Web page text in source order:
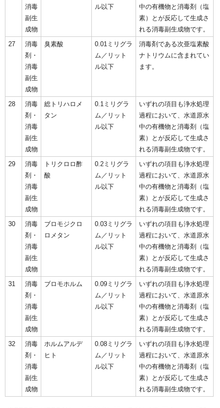
消毒
副生
成物
ル以下
中の有機物と消毒剤（塩
素）とが反応して生成さ
れる消毒副生成物です。
27
消毒
剤・
消毒
副生
成物
臭素酸
0.01ミリグラ
ム／リット
ル以下
消毒剤である次亜塩素酸
ナトリウムに含まれてい
ます。
28
消毒
剤・
消毒
副生
成物
総トリハロメ
タン
0.1ミリグラ
ム／リット
ル以下
いずれの項目も浄水処理
過程において、水道原水
中の有機物と消毒剤（塩
素）とが反応して生成さ
れる消毒副生成物です。
29
消毒
剤・
消毒
副生
成物
トリクロロ酢
酸
0.2ミリグラ
ム／リット
ル以下
いずれの項目も浄水処理
過程において、水道原水
中の有機物と消毒剤（塩
素）とが反応して生成さ
れる消毒副生成物です。
30
消毒
剤・
消毒
副生
成物
ブロモジクロ
ロメタン
0.03ミリグラ
ム／リット
ル以下
いずれの項目も浄水処理
過程において、水道原水
中の有機物と消毒剤（塩
素）とが反応して生成さ
れる消毒副生成物です。
31
消毒
剤・
消毒
副生
成物
ブロモホルム
0.09ミリグラ
ム／リット
ル以下
いずれの項目も浄水処理
過程において、水道原水
中の有機物と消毒剤（塩
素）とが反応して生成さ
れる消毒副生成物です。
32
消毒
剤・
消毒
副生
成物
ホルムアルデ
ヒト
0.08ミリグラ
ム／リット
ル以下
いずれの項目も浄水処理
過程において、水道原水
中の有機物と消毒剤（塩
素）とが反応して生成さ
れる消毒副生成物です。